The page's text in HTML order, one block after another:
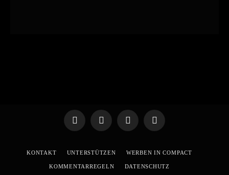
TelegramWhatsApp
X
YouTube
KONTAKT UNTERSTÜTZEN WERBEN IN COMPACT
KOMMENTARREGELN DATENSCHUTZ